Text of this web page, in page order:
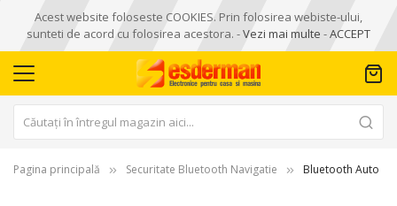
Acest website foloseste COOKIES. Prin folosirea webiste-ului,
sunteti de acord cu folosirea acestora. -Vezi mai multe -ACCEPT
Pagina principală Securitate Bluetooth Navigatie Bluetooth Auto